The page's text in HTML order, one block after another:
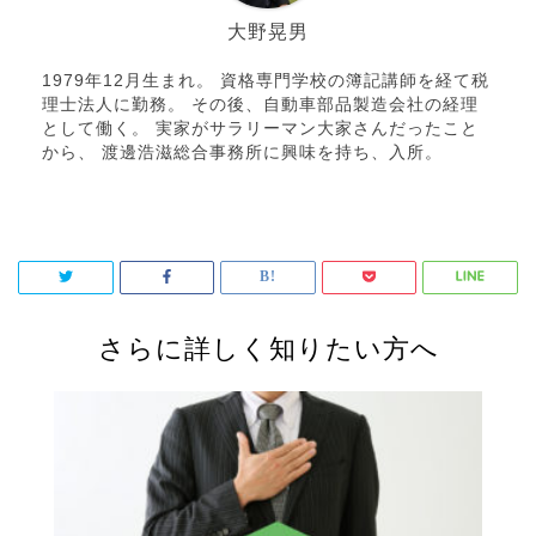
大野晃男
1979年12月生まれ。 資格専門学校の簿記講師を経て税
理士法人に勤務。 その後、自動車部品製造会社の経理
として働く。 実家がサラリーマン大家さんだったこと
から、 渡邊浩滋総合事務所に興味を持ち、入所。
さらに詳しく知りたい方へ